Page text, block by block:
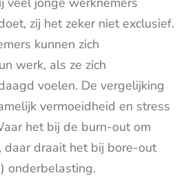
zij het zeker niet exclusief.
kunnen zich
werk, als ze zich
voelen. De vergelijking
vermoeidheid en stress
het bij de burn-out om
daar draait het bij bore-out
onderbelasting.